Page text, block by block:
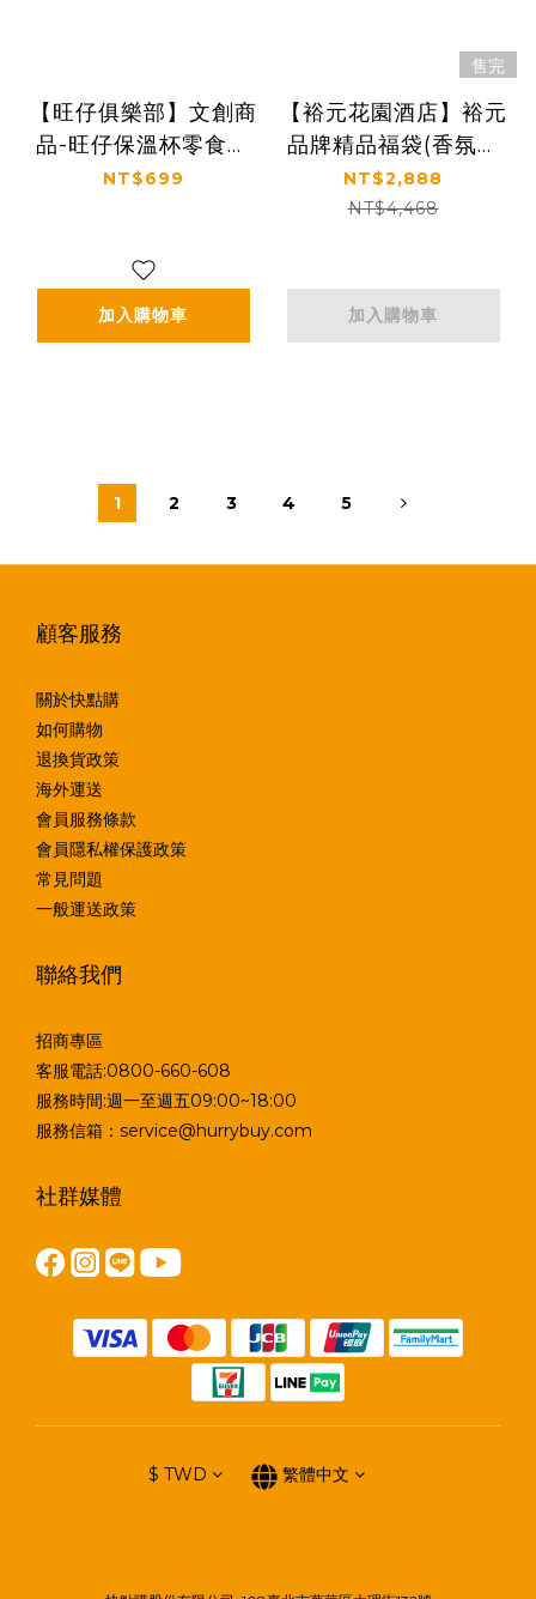
【旺仔俱樂部】文創商
品-旺仔保溫杯零食款
300ml
NT$699
加入購物車
售完
【裕元花園酒店】裕元
品牌精品福袋(香氛組
合+精品手提袋+保溫
杯1只)
NT$2,888
NT$4,468
加入購物車
1 2 3 4 5
顧客服務
關於快點購
如何購物
退換貨政策
海外運送
會員服務條款
會員隱私權保護政策
常見問題
一般運送政策
聯絡我們
招商專區
客服電話:0800-660-608
服務時間:週一至週五09:00~18:00
服務信箱：service@hurrybuy.com
社群媒體
$ TWD 繁體中文